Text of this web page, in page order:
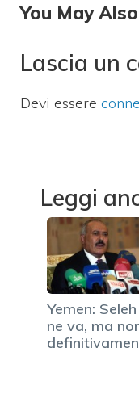
You May
Lascia un
Devi essere
Leggi
Yemen:
ne va, ma